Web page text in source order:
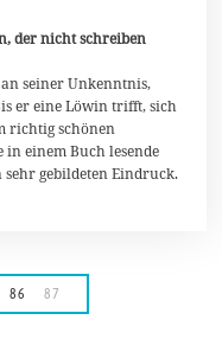
der nicht schreiben
seiner Unkenntnis,
er eine Löwin trifft, sich
richtig schönen
in einem Buch lesende
sehr gebildeten Eindruck.
86 87